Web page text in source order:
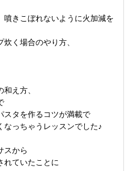
噴きこぼれないように火加減を
く場合のやり方、
え方、
スタを作るコツが満載で
なっちゃうレッスンでした♪
スから
れていたことに